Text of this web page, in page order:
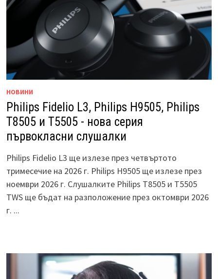
НОВИНИ
Philips Fidelio L3, Philips H9505, Philips
T8505 и T5505 - нова серия
първокласни слушалки
Philips Fidelio L3 ще излезе през четвъртото
тримесечие на 2026 г. Philips H9505 ще излезе през
ноември 2026 г. Слушалките Philips T8505 и T5505
TWS ще бъдат на разположение през октомври 2026
г. ...